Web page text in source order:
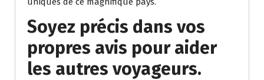
Soyez précis dans vos
propres avis pour aider
les autres voyageurs.